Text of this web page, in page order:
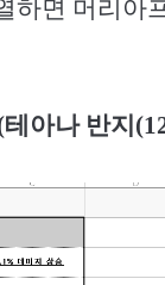
하면 머리아
테아나 반지